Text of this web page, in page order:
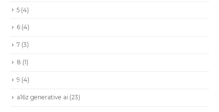
5 (4)
6 (4)
7 (3)
8 (1)
9 (4)
a16z generative ai (23)